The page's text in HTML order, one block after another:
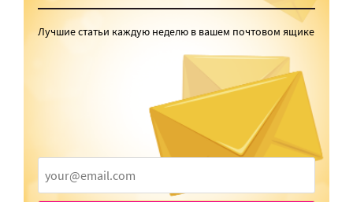
Лучшие статьи каждую неделю в вашем почтовом ящике